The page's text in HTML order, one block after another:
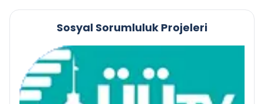
Sosyal Sorumluluk Projeleri